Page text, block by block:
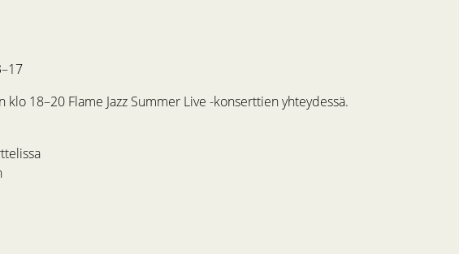
18–20 Flame Jazz Summer Live -konserttien yhteydessä.